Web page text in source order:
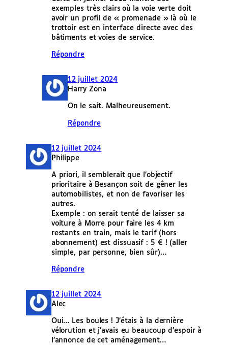
exemples très clairs où la voie verte doit
avoir un profil de « promenade » là où le
trottoir est en interface directe avec des
bâtiments et voies de service.
Répondre
12 juillet 2024
Harry Zona
On le sait. Malheureusement.
Répondre
12 juillet 2024
Philippe
A priori, il semblerait que l’objectif
prioritaire à Besançon soit de gêner les
automobilistes, et non de favoriser les
autres.
Exemple : on serait tenté de laisser sa
voiture à Morre pour faire les 4 km
restants en train, mais le tarif (hors
abonnement) est dissuasif : 5 € ! (aller
simple, par personne, bien sûr)…
Répondre
12 juillet 2024
Alec
Oui… Les boules ! J’étais à la dernière
vélorution et j’avais eu beaucoup d’espoir à
l’annonce de cet aménagement…